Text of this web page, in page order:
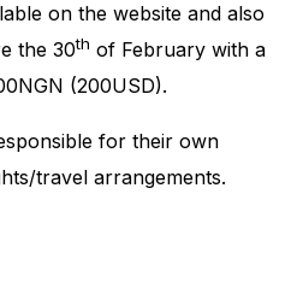
on the website and also
the 30th of February with a
(200USD).
for their own
travel arrangements.